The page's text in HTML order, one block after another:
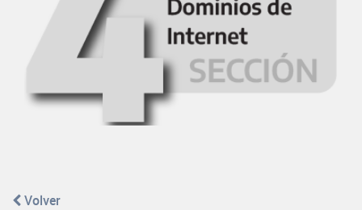
Volver